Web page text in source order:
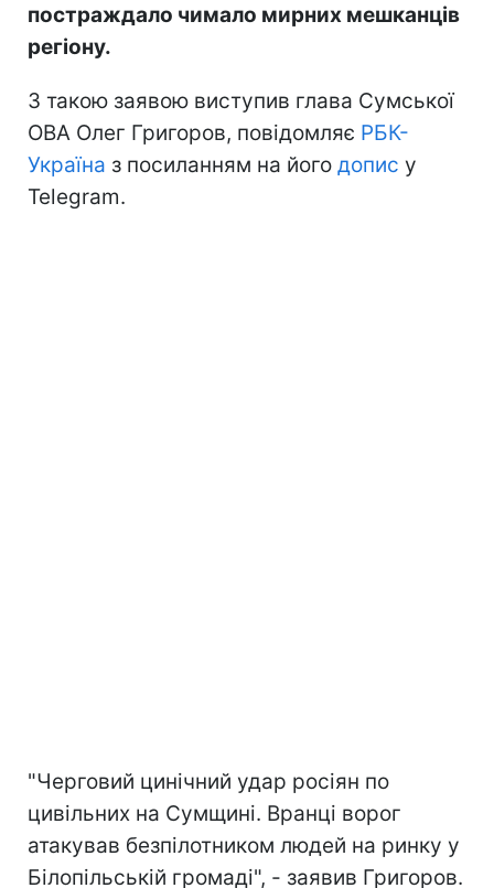
постраждало чимало мирних мешканців
регіону.
З такою заявою виступив глава Сумської
ОВА Олег Григоров, повідомляє РБК-
Україна з посиланням на його допис у
Telegram.
"Черговий цинічний удар росіян по
цивільних на Сумщині. Вранці ворог
атакував безпілотником людей на ринку у
Білопільській громаді", - заявив Григоров.